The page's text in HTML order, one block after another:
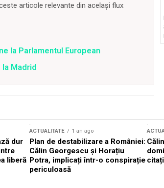
articole relevante din același flux
la Parlamentul European
la Madrid
dur
liberă
ACTUALITATE 1 an ago
Plan de destabilizare a României:
Călin Georgescu și Horațiu
Potra, implicați într-o conspirație
periculoasă